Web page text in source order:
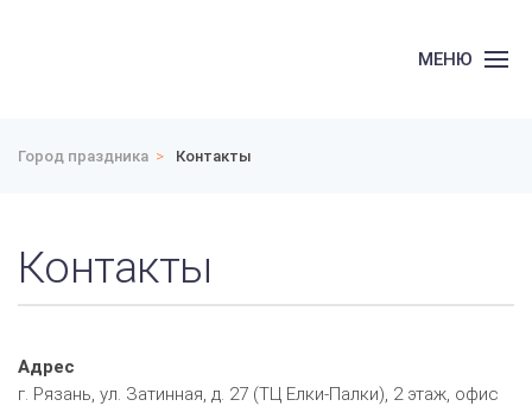
МЕНЮ
Город праздника Контакты
Контакты
Адрес
г. Рязань, ул. Затинная, д. 27 (ТЦ Елки-Палки), 2 этаж, офис